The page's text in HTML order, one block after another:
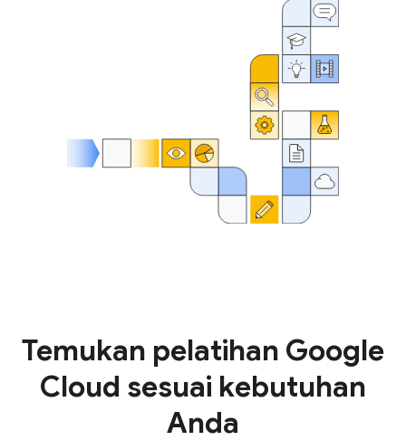
Temukan pelatihan Google
Cloud sesuai kebutuhan
Anda